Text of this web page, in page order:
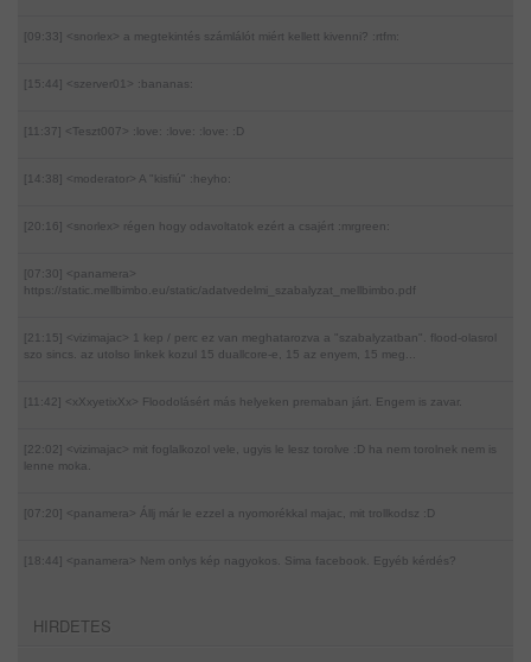
[09:33] <snorlex> a megtekintés számlálót miért kellett kivenni? :rtfm:
[15:44] <szerver01> :bananas:
[11:37] <Teszt007> :love: :love: :love: :D
[14:38] <moderator> A "kisfiú" :heyho:
[20:16] <snorlex> régen hogy odavoltatok ezért a csajért :mrgreen:
[07:30] <panamera>
https://static.mellbimbo.eu/static/adatvedelmi_szabalyzat_mellbimbo.pdf
[21:15] <vizimajac> 1 kep / perc ez van meghatarozva a "szabalyzatban". flood-olasrol
szo sincs. az utolso linkek kozul 15 duallcore-e, 15 az enyem, 15 meg...
[11:42] <xXxyetixXx> Floodolásért más helyeken premaban járt. Engem is zavar.
[22:02] <vizimajac>
mit foglalkozol vele, ugyis le lesz torolve :D ha nem torolnek nem is
lenne moka.
[07:20] <panamera> Állj már le ezzel a nyomorékkal majac, mit trollkodsz :D
[18:44] <panamera> Nem onlys kép nagyokos. Sima facebook. Egyéb kérdés?
HIRDETES